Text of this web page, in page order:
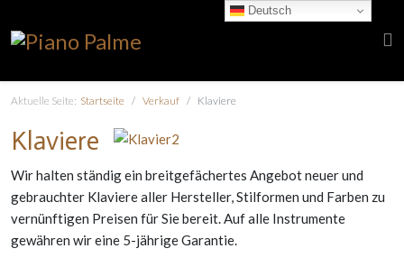
Aktuelle Seite: Startseite Verkauf Klaviere
Deutsch
Klaviere
Wir halten ständig ein breitgefächertes Angebot neuer und
gebrauchter Klaviere aller Hersteller, Stilformen und Farben zu
vernünftigen Preisen für Sie bereit. Auf alle Instrumente
gewähren wir eine 5-jährige Garantie.